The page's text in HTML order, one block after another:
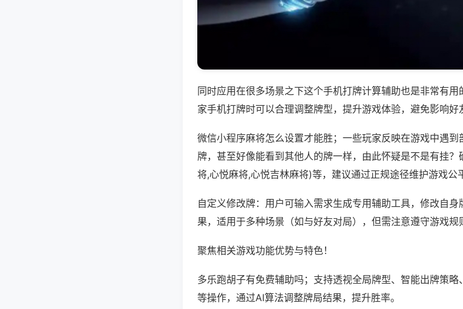
同时应用在很多场景之下这个手机打牌计算辅助也是非常有
家手机打牌时可以合理调整牌型，提升游戏体验，避免影响好
微信小程序麻将怎么设置才能胜；一些玩家反映在游戏中遇
牌，甚至好像能看到其他人的牌一样，由此怀疑是不是有挂
将,心悦麻将,心悦吉林麻将)等，建议通过正规途径维护游戏公
自定义修改牌：用户可输入需求生成专用辅助工具，修改自身
果，适用于多种场景（如与好友对局），但需注意遵守游戏规
聚焦相关游戏功能优势与特色！
多乐跑胡子有免费辅助吗；支持透视全局牌型、智能出牌策
等操作，通过AI算法调整牌局结果，提升胜率。